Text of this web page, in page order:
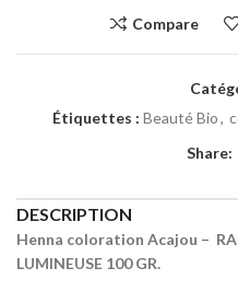
Compare
Étiquettes : Beauté Bio,
Share:
DESCRIPTION
Henna coloration Acajou –
LUMINEUSE 100 GR.